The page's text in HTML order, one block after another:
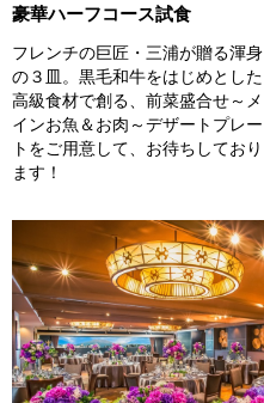
豪華ハーフコース試食
フレンチの巨匠・三浦が贈る渾身
の３皿。黒毛和牛をはじめとした
高級食材で創る、前菜盛合せ～メ
インお魚＆お肉～デザートプレー
トをご用意して、お待ちしており
ます！